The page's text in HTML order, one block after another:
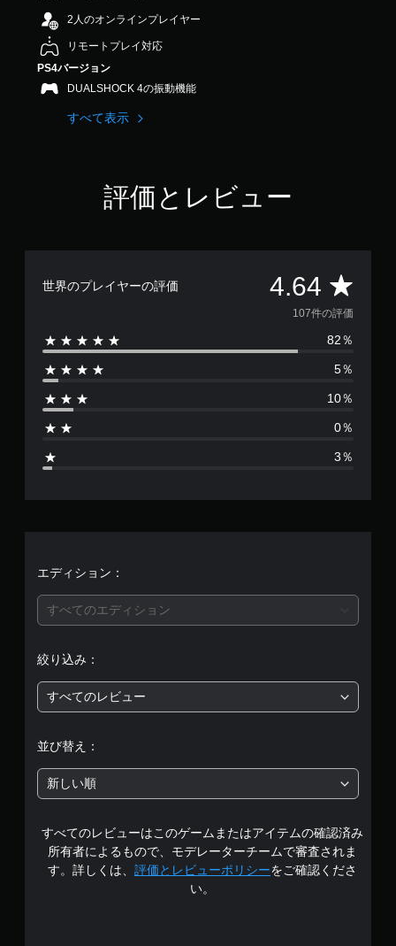
2人のオンラインプレイヤー
リモートプレイ対応
PS4バージョン
DUALSHOCK 4の振動機能
すべて表示
評価とレビュー
世界のプレイヤーの評価 4.64 評
価
数
は
0
は
5
階
中
の
4
107件の評価
82％
5％
10％
0％
3％
エディション：
すべてのエディション
絞り込み：
すべてのレビュー
並び替え：
新しい順
すべてのレビューはこのゲームまたはアイテムの確認済み
所有者によるもので、モデレーターチームで審査されま
す。詳しくは、 評価とレビューポリシーをご確認くださ
い。